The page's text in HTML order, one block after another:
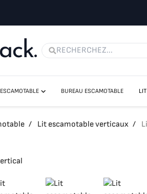
LIT ESCAMOTABLE HORIZONTAUX
MATELAS
BUREAU ESCAMOTABLE
/ Lit escamotable verticaux /